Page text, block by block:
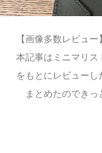
【画像多数レビュ
本記事はミニマリス
をもとにレビュー
まとめたのできっ